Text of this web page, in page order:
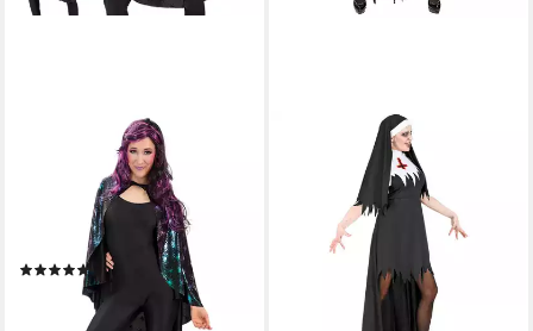
Hexen-Kostüm Spinnen
Hexen Vampirin Umhang
Cape Einheitsgröße
Halloween Karneval, Hohe
Qualität
(3)
UVP
WIDMANN S.R.L.
Hexen-Kostüm Horror Nonne
Halloween Kostüm für Damen,
Schwarz
34,95 €
lieferbar - in 2-3 Werktagen bei dir